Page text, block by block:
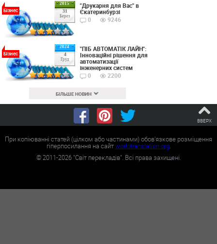
2015
31
Берез
Бізнес
"Друкарня для Вас" в
Єкатеринбурзі
0
9246
2024
4
Груд
Бізнес
"ПІБ АВТОМАТІК ЛАЙН":
Інноваційні рішення для
автоматизації
інженерних систем
0
2200
БІЛЬШЕ НОВИН
ВВЕРХ
При копіюванні статей (цілком або частинами) обов'язкове розміщення
гіперпосилання на сайтworldtranslation.org.
©2011-2026"Світ перекладів". Всі права захищені.